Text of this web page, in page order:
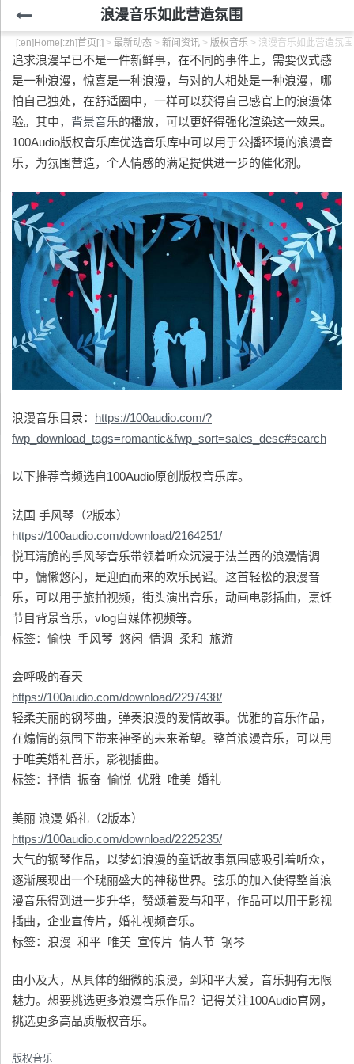
浪漫音乐如此营造氛围
[:en]Home[:zh]首页[:] > 最新动态 > 新闻资讯 > 版权音乐 > 浪漫音乐如此营造氛围
追求浪漫早已不是一件新鲜事，在不同的事件上，需要仪式感
是一种浪漫，惊喜是一种浪漫，与对的人相处是一种浪漫，哪
怕自己独处，在舒适圈中，一样可以获得自己感官上的浪漫体
验。其中， 背景音乐的播放，可以更好得强化渲染这一效果。
100Audio版权音乐库优选音乐库中可以用于公播环境的浪漫音
乐，为氛围营造，个人情感的满足提供进一步的催化剂。
浪漫音乐目录： https://100audio.com/?
fwp_download_tags=romantic&fwp_sort=sales_desc#search
以下推荐音频选自100Audio原创版权音乐库。
法国 手风琴（2版本）
https://100audio.com/download/2164251/
悦耳清脆的手风琴音乐带领着听众沉浸于法兰西的浪漫情调
中，慵懒悠闲，是迎面而来的欢乐民谣。这首轻松的浪漫音
乐，可以用于旅拍视频，街头演出音乐，动画电影插曲，烹饪
节目背景音乐，vlog自媒体视频等。
标签：愉快 手风琴 悠闲 情调 柔和 旅游
会呼吸的春天
https://100audio.com/download/2297438/
轻柔美丽的钢琴曲，弹奏浪漫的爱情故事。优雅的音乐作品，
在煽情的氛围下带来神圣的未来希望。整首浪漫音乐，可以用
于唯美婚礼音乐，影视插曲。
标签：抒情 振奋 愉悦 优雅 唯美 婚礼
美丽 浪漫 婚礼（2版本）
https://100audio.com/download/2225235/
大气的钢琴作品，以梦幻浪漫的童话故事氛围感吸引着听众，
逐渐展现出一个瑰丽盛大的神秘世界。弦乐的加入使得整首浪
漫音乐得到进一步升华，赞颂着爱与和平，作品可以用于影视
插曲，企业宣传片，婚礼视频音乐。
标签：浪漫 和平 唯美 宣传片 情人节 钢琴
由小及大，从具体的细微的浪漫，到和平大爱，音乐拥有无限
魅力。想要挑选更多浪漫音乐作品？记得关注100Audio官网，
挑选更多高品质版权音乐。
版权音乐